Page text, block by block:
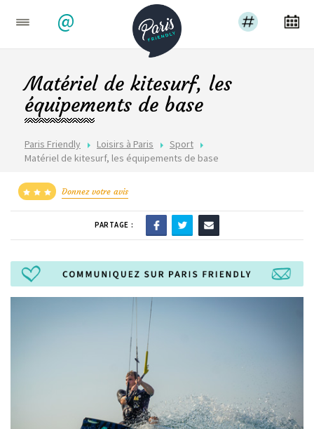
@
Paris Friendly Loisirs à Paris
Sport
Matériel de kitesurf, les équipements de base
Matériel de kitesurf, les
équipements de base
Donnez votre avis
PARTAGE :